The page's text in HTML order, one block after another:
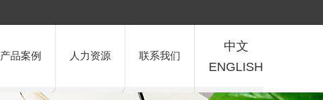
产品案例 人力资源 联系我们
中文
ENGLISH